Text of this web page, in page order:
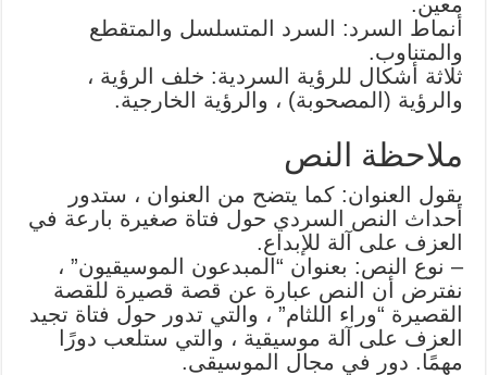
أنماط السرد: السرد المتسلسل والمتقطع
والمتناوب.
ثلاثة أشكال للرؤية السردية: خلف الرؤية ،
والرؤية (المصحوبة) ، والرؤية الخارجية.
ملاحظة النص
يقول العنوان: كما يتضح من العنوان ، ستدور
أحداث النص السردي حول فتاة صغيرة بارعة في
العزف على آلة للإبداع.
– نوع النص: بعنوان “المبدعون الموسيقيون” ،
نفترض أن النص عبارة عن قصة قصيرة للقصة
القصيرة “وراء اللثام” ، والتي تدور حول فتاة تجيد
العزف على آلة موسيقية ، والتي ستلعب دورًا
مهمًا. دور في مجال الموسيقى.